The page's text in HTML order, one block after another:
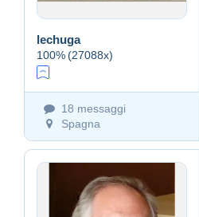
lechuga
100%(27088x)
18 messaggi
Spagna